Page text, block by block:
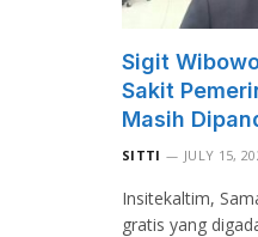
Sigit
Sakit
Masih
SITTI JULY 15,
Insitekaltim,
gratis yang